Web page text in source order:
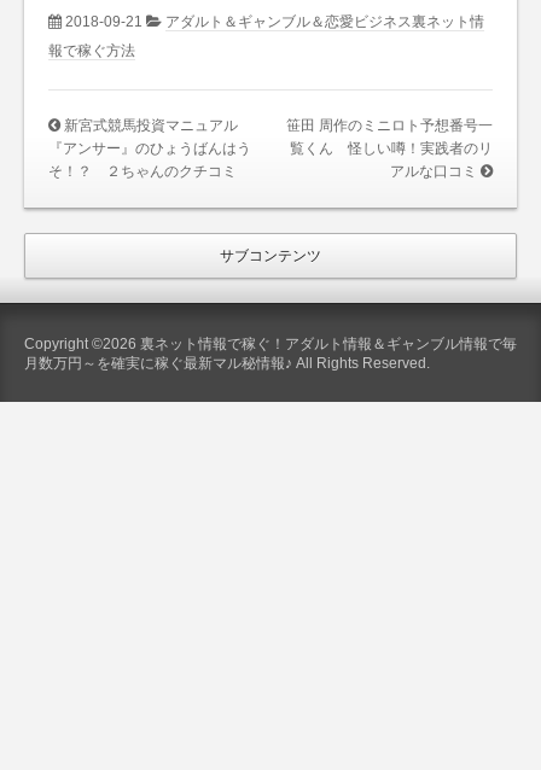
2018-09-21
アダルト＆ギャンブル＆恋愛ビジネス裏ネット情
報で稼ぐ方法
新宮式競馬投資マニュアル
『アンサー』のひょうばんはう
そ！？ ２ちゃんのクチコミ
笹田 周作のミニロト予想番号一
覧くん 怪しい噂！実践者のリ
アルな口コミ
サブコンテンツ
Copyright ©2026 裏ネット情報で稼ぐ！アダルト情報＆ギャンブル情報で毎
月数万円～を確実に稼ぐ最新マル秘情報♪ All Rights Reserved.